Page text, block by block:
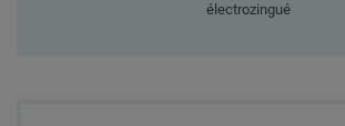
électrozingué